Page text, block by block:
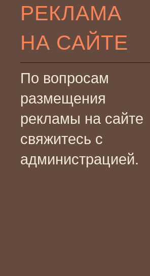
РЕКЛАМА
НА САЙТЕ
По вопросам
размещения
рекламы на сайте
свяжитесь с
администрацией.